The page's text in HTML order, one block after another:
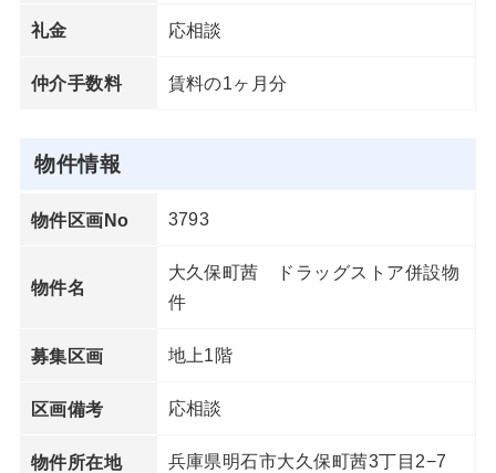
礼金 応相談
仲介手数料 賃料の1ヶ月分
物件情報
物件区画No 3793
物件名
大久保町茜 ドラッグストア併設物
件
募集区画 地上1階
区画備考 応相談
物件所在地 兵庫県明石市大久保町茜3丁目2−7